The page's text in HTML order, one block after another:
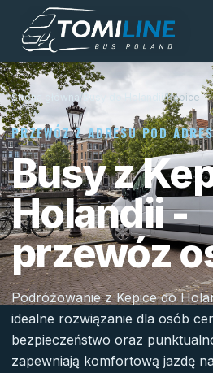
Przejdź do treści
Strona główna / Busy do Holandii/Kępice
PRZEWÓZ Z ADRESU POD ADRES
Busy z
Holandii -
przewóz
Podróżowanie z Kepice do
idealne rozwiązanie dla osób
bezpieczeństwo oraz
zapewniają komfortową jazdę